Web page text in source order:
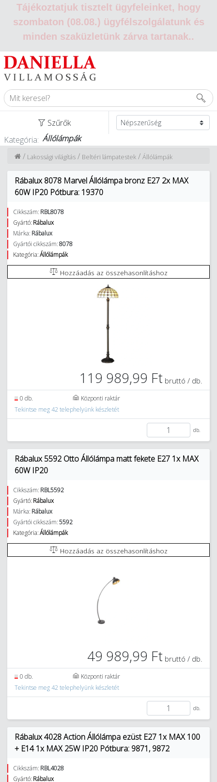
Tájékoztatjuk tisztelt ügyfeleinket, hogy
szombaton (08.08.) ügyfélszolgálatunk és
minden szaküzletünk zárva tartanak..
Szűrők
Kategória: Állólámpák
Állólámpák
/
Beltéri lámpatestek
/
Lakossági világítás
/
Rábalux 8078 Marvel Állólámpa bronz E27 2x MAX
60W IP20 Pótbura: 19370
Cikkszám: RBL8078
Gyártó: Rábalux
Márka: Rábalux
Gyártói cikkszám:8078
Kategória:Állólámpák
Hozzáadás az összehasonlításhoz
119 989,99 Ft bruttó / db.
0 db.
Központi raktár
Tekintse meg 42 telephelyünk készletét
db.
Rábalux 5592 Otto Állólámpa matt fekete E27 1x MAX
60W IP20
Cikkszám: RBL5592
Gyártó: Rábalux
Márka: Rábalux
Gyártói cikkszám:5592
Kategória:Állólámpák
Hozzáadás az összehasonlításhoz
49 989,99 Ft bruttó / db.
0 db.
Központi raktár
Tekintse meg 42 telephelyünk készletét
db.
Rábalux 4028 Action Állólámpa ezüst E27 1x MAX 100
+ E14 1x MAX 25W IP20 Pótbura: 9871, 9872
Cikkszám: RBL4028
Gyártó: Rábalux